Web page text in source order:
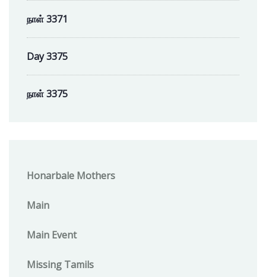
நாள் 3371
Day 3375
நாள் 3375
Honarbale Mothers
Main
Main Event
Missing Tamils